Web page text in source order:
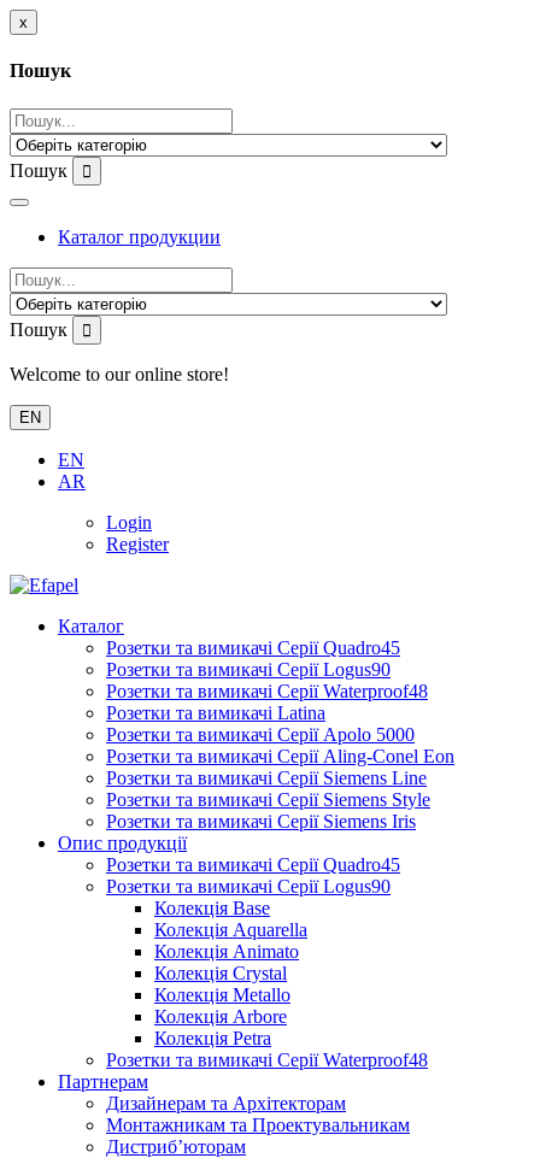
x
Пошук
Пошук
Каталог продукции
Пошук
Welcome to our online store!
EN
EN
AR
Login
Register
Каталог
Розетки та вимикачі Серії Quadro45
Розетки та вимикачі Серії Logus90
Розетки та вимикачі Серії Waterproof48
Розетки та вимикачі Latina
Розетки та вимикачі Серії Apolo 5000
Розетки та вимикачі Серії Aling-Conel Eon
Розетки та вимикачі Серії Siemens Line
Розетки та вимикачі Серії Siemens Style
Розетки та вимикачі Серії Siemens Iris
Опис продукції
Розетки та вимикачі Серії Quadro45
Розетки та вимикачі Серії Logus90
Колекція Base
Колекція Aquarella
Колекція Animato
Колекція Crystal
Колекція Metallo
Колекція Arbore
Колекція Petra
Розетки та вимикачі Серії Waterproof48
Партнерам
Дизайнерам та Архітекторам
Монтажникам та Проектувальникам
Дистриб’юторам